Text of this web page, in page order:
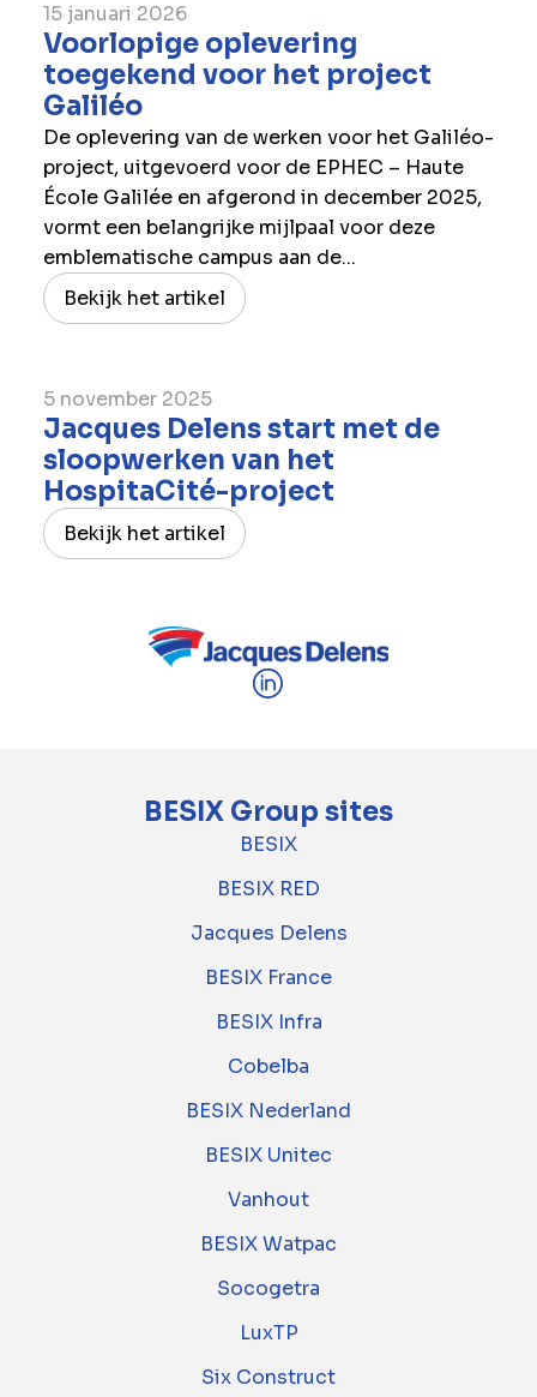
15 januari 2026
Voorlopige oplevering
toegekend voor het project
Galiléo
De oplevering van de werken voor het Galiléo-
project, uitgevoerd voor de EPHEC – Haute
École Galilée en afgerond in december 2025,
vormt een belangrijke mijlpaal voor deze
emblematische campus aan de...
Bekijk het artikel
5 november 2025
Jacques Delens start met de
sloopwerken van het
HospitaCité-project
Bekijk het artikel
BESIX Group sites
BESIX
BESIX RED
Jacques Delens
BESIX France
BESIX Infra
Cobelba
BESIX Nederland
BESIX Unitec
Vanhout
BESIX Watpac
Socogetra
LuxTP
Six Construct